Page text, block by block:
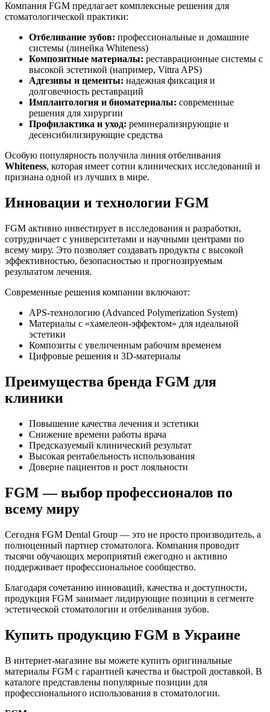
Компания FGM предлагает комплексные решения для
стоматологической практики:
Отбеливание зубов: профессиональные и домашние
системы (линейка Whiteness)
Композитные материалы: реставрационные системы с
высокой эстетикой (например, Vittra APS)
Адгезивы и цементы: надежная фиксация и
долговечность реставраций
Имплантология и биоматериалы: современные
решения для хирургии
Профилактика и уход: реминерализирующие и
десенсибилизирующие средства
Особую популярность получила линия отбеливания
Whiteness, которая имеет сотни клинических исследований и
признана одной из лучших в мире.
Инновации и технологии FGM
FGM активно инвестирует в исследования и разработки,
сотрудничает с университетами и научными центрами по
всему миру. Это позволяет создавать продукты с высокой
эффективностью, безопасностью и прогнозируемым
результатом лечения.
Современные решения компании включают:
APS-технологию (Advanced Polymerization System)
Материалы с «хамелеон-эффектом» для идеальной
эстетики
Композиты с увеличенным рабочим временем
Цифровые решения и 3D-материалы
Преимущества бренда FGM для
клиники
Повышение качества лечения и эстетики
Снижение времени работы врача
Предсказуемый клинический результат
Высокая рентабельность использования
Доверие пациентов и рост лояльности
FGM — выбор профессионалов по
всему миру
Сегодня FGM Dental Group — это не просто производитель, а
полноценный партнер стоматолога. Компания проводит
тысячи обучающих мероприятий ежегодно и активно
поддерживает профессиональное сообщество.
Благодаря сочетанию инноваций, качества и доступности,
продукция FGM занимает лидирующие позиции в сегменте
эстетической стоматологии и отбеливания зубов.
Купить продукцию FGM в Украине
В интернет-магазине вы можете купить оригинальные
материалы FGM с гарантией качества и быстрой доставкой. В
каталоге представлены популярные позиции для
профессионального использования в стоматологии.